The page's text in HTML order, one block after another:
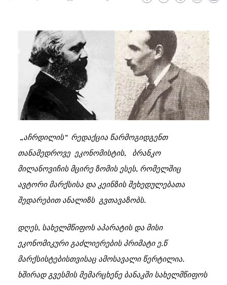
„აჩრდილის“ რედაქცია წარმოგიდგენთ
თანამედროვე ეკონომისტის, ბრანკო
მილანოვიჩის მცირე ზომის ესეს, რომელშიც
ავტორი მარქსისა და კეინზის შეხედულებათა
შედარებით ანალიზს გვთავაზობს.
დღეს, სახელმწიფოს აპარატის და მისი
ეკონომიკური გაძლიერების პრიმატი ე.წ
მარქსისტებისთვისაც ამოსავალი წერტილია.
ხშირად გვესმის მემარცხენე ბანაკში სახელმწიფოს